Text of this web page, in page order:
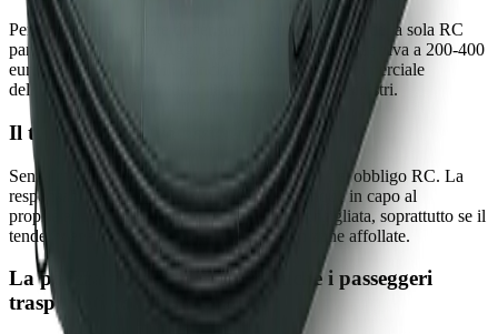
Per un tender di queste dimensioni il premio annuo della sola RC
parte da 90-150 euro. Aggiungendo corpi e furto si arriva a 200-400
euro l'anno. Le variabili principali sono valore commerciale
dell'unita, modalita di custodia in porto e storico sinistri.
Il tender a remi va assicurato?
Senza motore o con motore sotto i 3 kW non c'e' obbligo RC. La
responsabilita del conducente rimane comunque in capo al
proprietario, quindi una RC volontaria e' consigliata, soprattutto se il
tender viene prestato a ospiti o utilizzato in zone affollate.
La polizza dello yacht copre anche i passeggeri
trasportati con il tender?